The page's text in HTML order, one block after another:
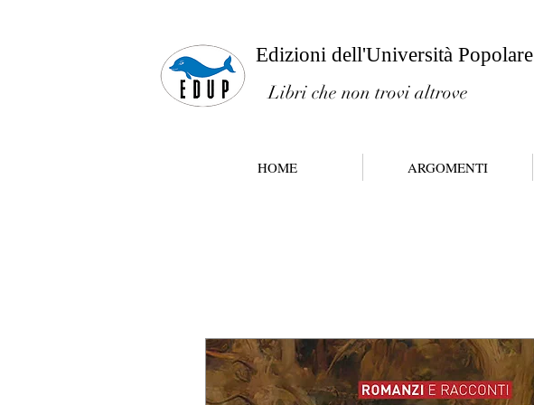
Edizioni dell'Università Popolare
Libri che non trovi altrove
HOME ARGOMENTI